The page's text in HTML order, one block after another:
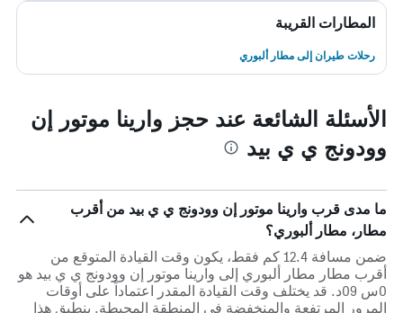
المطارات القريبة
رحلات طيران إلى مطار ألبوري
الأسئلة الشائعة عند حجز وارينا موتور إن
وودونج ي ي بيد
ما مدى قرب وارينا موتور إن وودونج ي ي بيد من أقرب
مطار، مطار ألبوري؟
ضمن مسافة 12.4 كم فقط، يكون وقت القيادة المتوقع من
أقرب مطار مطار ألبوري إلى وارينا موتور إن وودونج ي ي بيد هو
0س 09د. قد يختلف وقت القيادة المقدر اعتماداً على أوقات
المرور المرتفعة والمنخفضة في المنطقة المحيطة. ينطبق هذا